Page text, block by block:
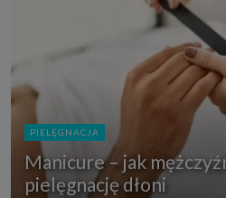
PIELĘGNACJA
Manicure – jak
pielęgnację dłoni